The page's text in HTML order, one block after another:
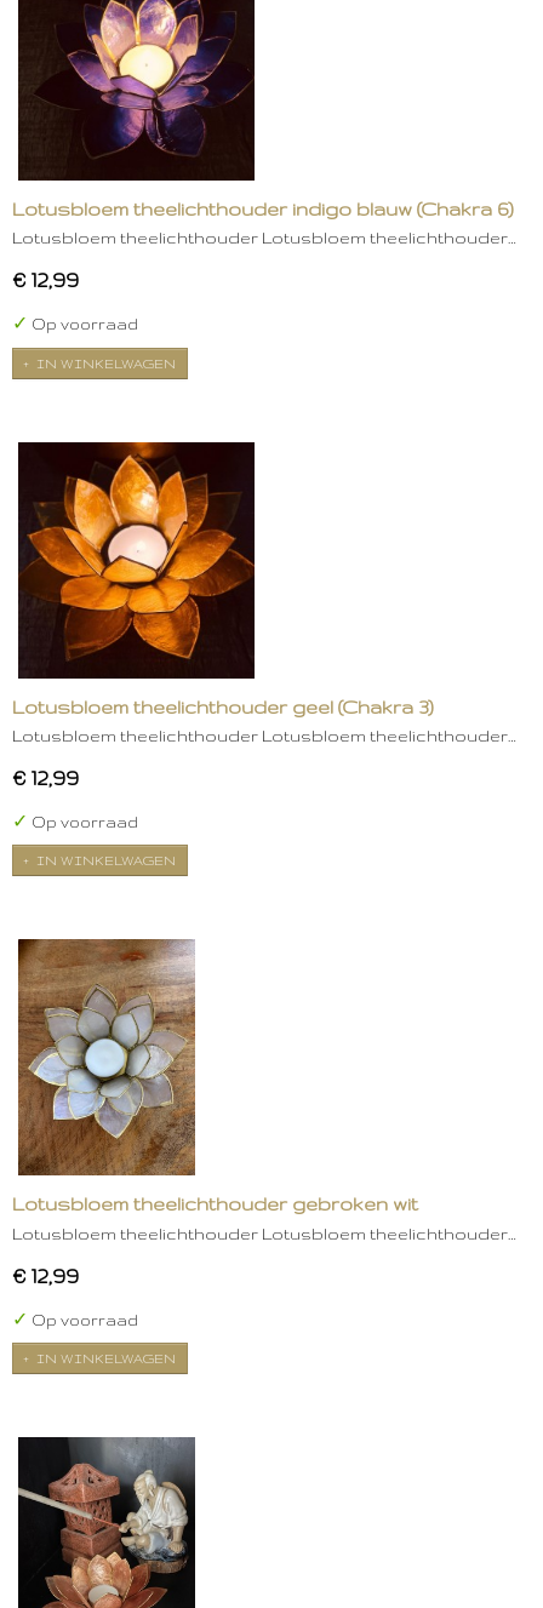
Lotusbloem theelichthouder indigo blauw (Chakra 6)
Lotusbloem theelichthouder Lotusbloem theelichthouder…
€ 12,99
✓ Op voorraad
IN WINKELWAGEN
Lotusbloem theelichthouder geel (Chakra 3)
Lotusbloem theelichthouder Lotusbloem theelichthouder…
€ 12,99
✓ Op voorraad
IN WINKELWAGEN
Lotusbloem theelichthouder gebroken wit
Lotusbloem theelichthouder Lotusbloem theelichthouder…
€ 12,99
✓ Op voorraad
IN WINKELWAGEN